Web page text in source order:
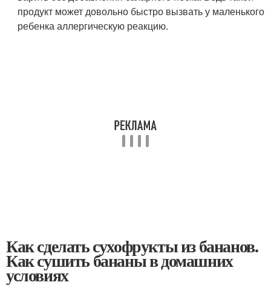
продукт может довольно быстро вызвать у маленького
ребенка аллергическую реакцию.
Как сделать сухофрукты из бананов.
Как сушить бананы в домашних
условиях